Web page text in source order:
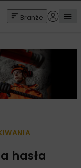
Branże
hasła